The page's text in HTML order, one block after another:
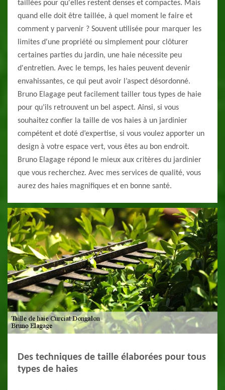
taillées pour qu'elles restent denses et compactes. Mais
quand elle doit être taillée, à quel moment le faire et
comment y parvenir ? Souvent utilisée pour marquer les
limites d'une propriété ou simplement pour clôturer
certaines parties du jardin, une haie nécessite peu
d'entretien. Avec le temps, les haies peuvent devenir
envahissantes, ce qui peut avoir l’aspect désordonné.
Bruno Elagage peut facilement tailler tous types de haie
pour qu’ils retrouvent un bel aspect. Ainsi, si vous
souhaitez confier la taille de vos haies à un jardinier
compétent et doté d’expertise, si vous voulez apporter un
design à votre espace vert, vous êtes au bon endroit.
Bruno Elagage répond le mieux aux critères du jardinier
que vous recherchez. Avec mes services de qualité, vous
aurez des haies magnifiques et en bonne santé.
Des techniques de taille élaborées pour tous
types de haies